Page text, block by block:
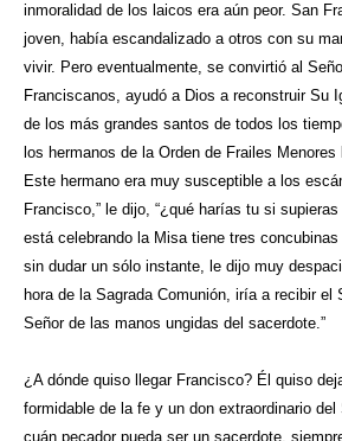
inmoralidad de los laicos era aún peor. San
joven, había escandalizado a otros con su
vivir. Pero eventualmente, se convirtió al
Franciscanos, ayudó a Dios a reconstruir Su
de los más grandes santos de todos los
los hermanos de la Orden de Frailes
Este hermano era muy susceptible a los
Francisco,” le dijo, “¿qué harías tu si
está celebrando la Misa tiene tres
sin dudar un sólo instante, le dijo muy
hora de la Sagrada Comunión, iría a recibir el
Señor de las manos ungidas del sacerdote.”
¿A dónde quiso llegar Francisco? Él quiso
formidable de la fe y un don extraordinario del
cuán pecador pueda ser un sacerdote,